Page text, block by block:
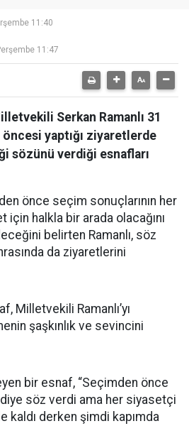
11:40
11:47
Serkan Ramanlı 31
yaptığı ziyaretlerde
sözünü verdiği esnafları
önce seçim sonuçlarının her
halkla bir arada olacağını
belirten Ramanlı, söz
da ziyaretlerini
Milletvekili Ramanlı’yı
şaşkınlık ve sevincini
bir esnaf, “Seçimden önce
söz verdi ama her siyasetçi
kaldı derken şimdi kapımda